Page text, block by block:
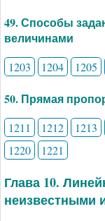
49. Способы
величинами
1203 1204 1205
50. Прямая
1211 1212 1213
1220
1221
Глава 10.
неизвестными